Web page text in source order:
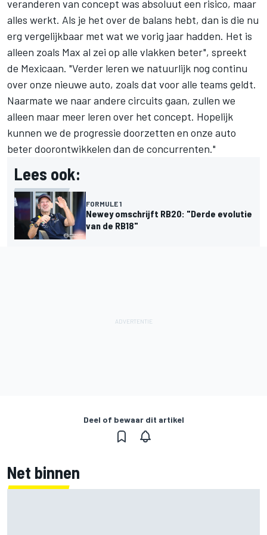
veranderen van concept was absoluut een risico, maar
alles werkt. Als je het over de balans hebt, dan is die nu
erg vergelijkbaar met wat we vorig jaar hadden. Het is
alleen zoals Max al zei op alle vlakken beter", spreekt
de Mexicaan. "Verder leren we natuurlijk nog continu
over onze nieuwe auto, zoals dat voor alle teams geldt.
Naarmate we naar andere circuits gaan, zullen we
alleen maar meer leren over het concept. Hopelijk
kunnen we de progressie doorzetten en onze auto
beter doorontwikkelen dan de concurrenten."
Lees ook:
FORMULE 1
Newey omschrijft RB20: "Derde evolutie
van de RB18"
Deel of bewaar dit artikel
Net binnen